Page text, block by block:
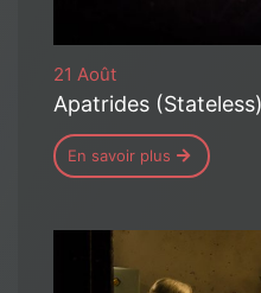
21 Août
Apatrides
En savoir plus